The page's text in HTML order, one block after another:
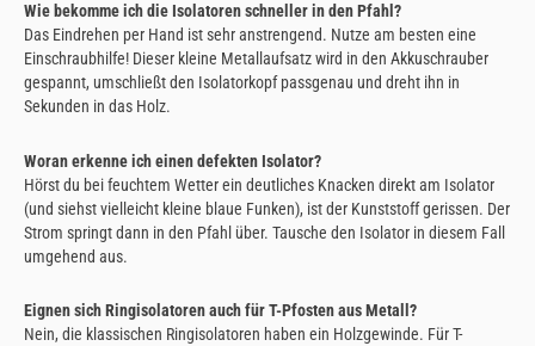
Wie bekomme ich die Isolatoren schneller in den Pfahl?
Das Eindrehen per Hand ist sehr anstrengend. Nutze am besten eine
Einschraubhilfe! Dieser kleine Metallaufsatz wird in den Akkuschrauber
gespannt, umschließt den Isolatorkopf passgenau und dreht ihn in
Sekunden in das Holz.
Woran erkenne ich einen defekten Isolator?
Hörst du bei feuchtem Wetter ein deutliches Knacken direkt am Isolator
(und siehst vielleicht kleine blaue Funken), ist der Kunststoff gerissen. Der
Strom springt dann in den Pfahl über. Tausche den Isolator in diesem Fall
umgehend aus.
Eignen sich Ringisolatoren auch für T-Pfosten aus Metall?
Nein, die klassischen Ringisolatoren haben ein Holzgewinde. Für T-